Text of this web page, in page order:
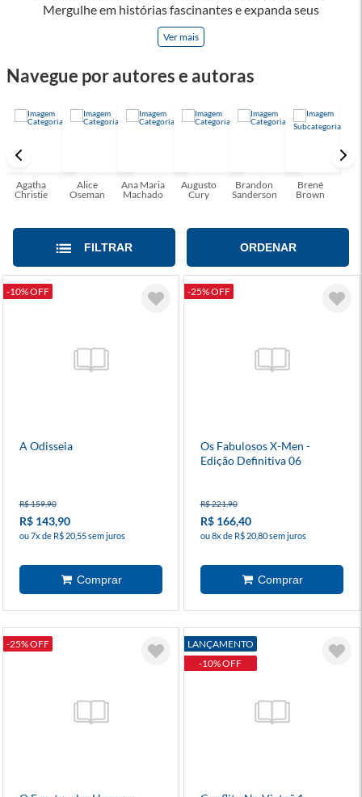
Mergulhe em histórias fascinantes e expanda seus
horizontes, onde cada página é uma porta para novos
universos e perspectivas. Ler nos permite viajar sem sair do
e tenha a oportunidade de alcançar o seu crescimento
passe um tempo no mundo da imaginação! A leitura
transforma vidas e estamos aqui para ajudar a transformar a
Ver mais
Navegue por autores e autoras
Agatha
Christie
Alice
Oseman
Ana Maria
Machado
Augusto
Cury
Brandon
Sanderson
Brené
Brown
FILTRAR ORDENAR
-10% OFF
A Odisseia
R$ 159,90
R$ 143,90
ou 7x de R$ 20,55 sem juros
-25% OFF
Os Fabulosos X-Men -
Edição Definitiva 06
R$ 221,90
R$ 166,40
ou 8x de R$ 20,80 sem juros
-25% OFF
LANÇAMENTO
-10% OFF